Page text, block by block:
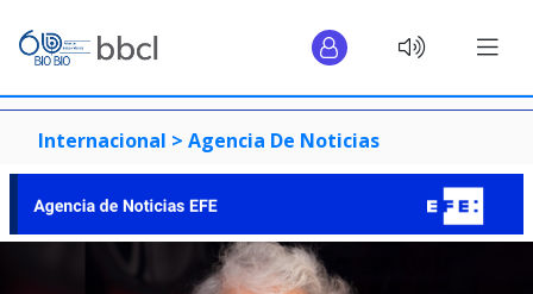
Internacional > Agencia De Noticias